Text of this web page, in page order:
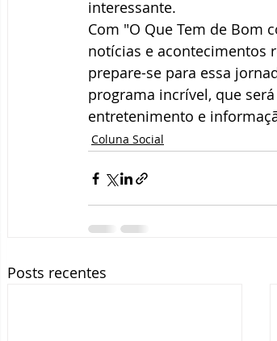
interessante.
Com "O Que Tem de Bom
notícias e acontecimentos
prepare-se para essa
programa incrível, que
entretenimento e
Coluna Social
Posts recentes